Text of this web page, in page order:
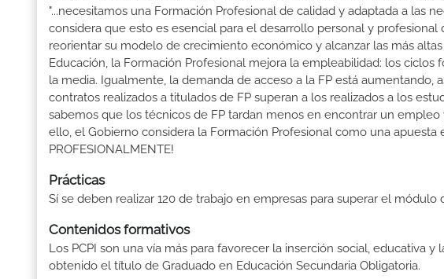
"...necesitamos una Formación Profesional de calidad y adaptada a las
considera que esto es esencial para el desarrollo personal y
reorientar su modelo de crecimiento económico y alcanzar las más
Educación, la Formación Profesional mejora la empleabilidad: los ciclos
la media. Igualmente, la demanda de acceso a la FP está
contratos realizados a titulados de FP superan a los realizados a los
sabemos que los técnicos de FP tardan menos en encontrar un
ello, el Gobierno considera la Formación Profesional como una apuesta
PROFESIONALMENTE!
Prácticas
Sí se deben realizar 120 de trabajo en empresas para superar el módulo
Contenidos formativos
Los PCPI son una vía más para favorecer la inserción social, educativa
obtenido el título de Graduado en Educación Secundaria Obligatoria.